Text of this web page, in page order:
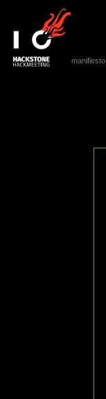
manifiesto